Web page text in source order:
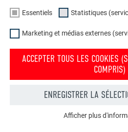
Nous vous présentons un montage
qu’aurait votre maison avec une
Essentiels Statistiques
Marketing et médias externes
ACCEPTER TOUS LES COOKIES
COMPRIS)
ENREGISTRER LA
Afficher plus